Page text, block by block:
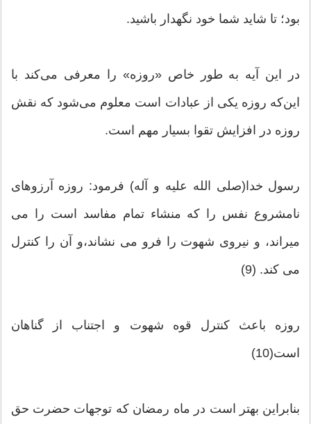
بود؛ تا شاید شما خود نگه‏دار باشید.
در این آیه به طور خاص «روزه» را معرفی می‌کند با
این‌که روزه یکی از عبادات است معلوم می‌شود که نقش
روزه در افزایش تقوا بسیار مهم است.
رسول خدا(صلی الله علیه و آله) فرمود: روزه آرزوهای
نامشروع نفس را که منشاء تمام مفاسد است را می
میراند، و نیروی شهوت را فرو می نشاند،و آن را کنترل
می کند. (9)
روزه باعث کنترل قوه شهوت و اجتناب از گناهان
است(10)
بنابراین بهتر است در ماه رمضان که توجهات حضرت حق